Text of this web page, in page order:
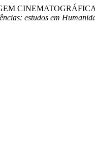
estudos em